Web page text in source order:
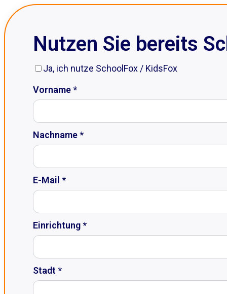
Nutzen Sie bereits
Ja, ich nutze SchoolFox / KidsFox
Vorname *
Nachname *
E-Mail *
Einrichtung *
Stadt *